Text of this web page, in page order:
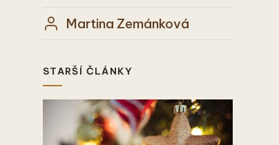
Martina Zemánková
STARŠÍ ČLÁNKY